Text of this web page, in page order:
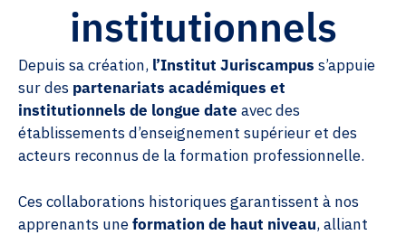
institutionnels
Depuis sa création, l’Institut Juriscampus s’appuie
sur des partenariats académiques et
institutionnels de longue date avec des
établissements d’enseignement supérieur et des
acteurs reconnus de la formation professionnelle.
Ces collaborations historiques garantissent à nos
apprenants uneformation de haut niveau, alliant